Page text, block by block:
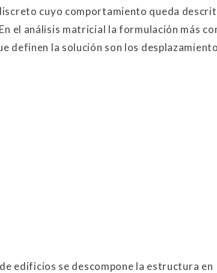
cuyo comportamiento queda
el análisis matricial la formulación más
definen la solución son los
edificios se descompone la estructura en